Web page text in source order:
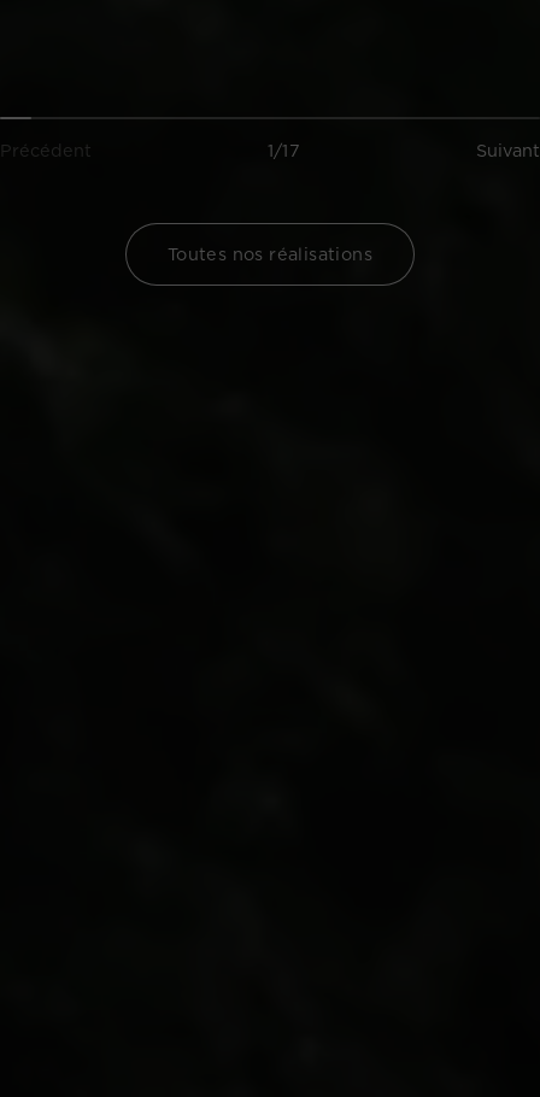
Précédent 1/17 Suivant
Toutes nos réalisations